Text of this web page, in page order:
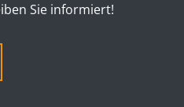
Sie informiert!